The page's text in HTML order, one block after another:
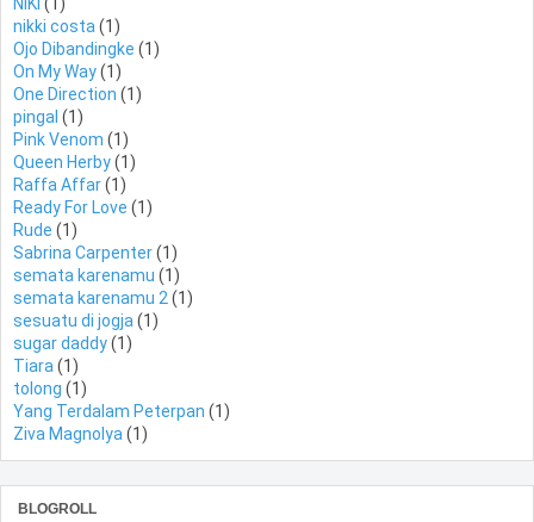
nikki costa (1)
Ojo Dibandingke (1)
On My Way(1)
One Direction (1)
pingal (1)
Pink Venom (1)
Queen Herby(1)
Raffa Affar(1)
Ready For Love (1)
Rude (1)
Sabrina Carpenter(1)
semata karenamu (1)
semata karenamu 2 (1)
sesuatu di jogja (1)
sugar daddy(1)
Tiara (1)
tolong (1)
Yang Terdalam Peterpan (1)
Ziva Magnolya (1)
BLOGROLL